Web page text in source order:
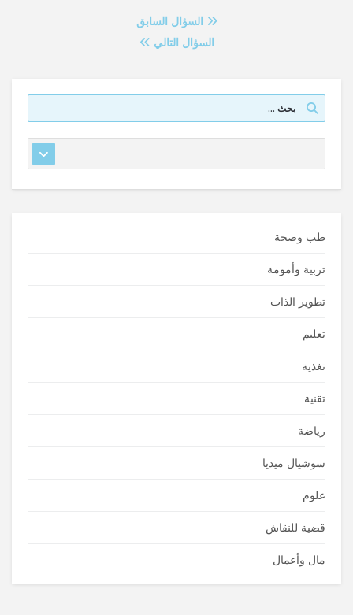
السؤال السابق
السؤال التالي
طب وصحة
تربية وأمومة
تطوير الذات
تعليم
تغذية
تقنية
رياضة
سوشيال ميديا
علوم
قضية للنقاش
مال وأعمال